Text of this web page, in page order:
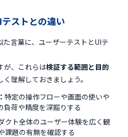
ストとの違い
た言葉に、ユーザーテストとUIテ
が、これらは検証する範囲と目的
理解しておきましょう。
特定の操作フローや画面の使いや
負荷や精度を深掘りする
クト全体のユーザー体験を広く観
課題の有無を確認する